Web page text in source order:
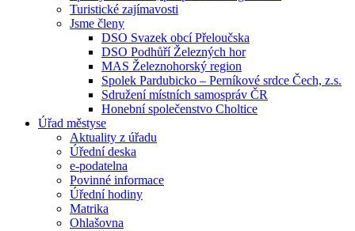
Turistické zajímavosti
Jsme členy
DSO Svazek obcí Přeloučska
DSO Podhůří Železných hor
MAS Železnohorský region
Spolek Pardubicko – Perníkové srdce Čech, z.s.
Sdružení místních samospráv ČR
Honební společenstvo Choltice
Úřad městyse
Aktuality z úřadu
Úřední deska
e-podatelna
Povinné informace
Úřední hodiny
Matrika
Ohlašovna